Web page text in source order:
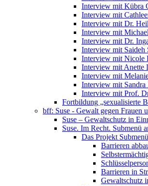
Interview mit Kübra
Interview mit
Interview mit Dr.
Interview mit
Interview mit Dr.
Interview mit Saideh
Interview mit Nicole
Interview mit Anette
Interview mit
Interview mit Sandra
Interview mit Prof.
Fortbildung „sexualisierte
bff: Suse - Gewalt gegen Frauen
Suse – Gewaltschutz in
Suse. Im Recht. Submenü
Das Projekt
Barrieren
Barrieren in
Gewaltschutz